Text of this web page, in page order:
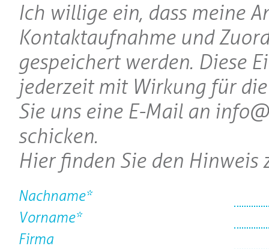
Ich willige ein, dass meine
Kontaktaufnahme und
gespeichert werden. Diese
jederzeit mit Wirkung für
Sie uns eine E-Mail an
schicken.
Hier finden Sie den Hinweis
Nachname*
Vorname*
Firma